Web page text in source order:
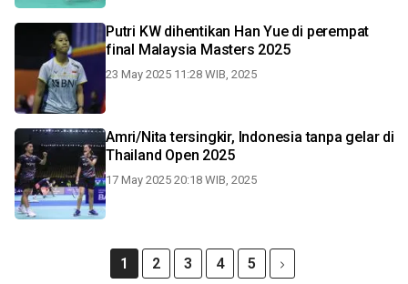
Putri KW dihentikan Han Yue di perempat
final Malaysia Masters 2025
23 May 2025 11:28 WIB, 2025
Amri/Nita tersingkir, Indonesia tanpa gelar di
Thailand Open 2025
17 May 2025 20:18 WIB, 2025
1 2 3 4 5